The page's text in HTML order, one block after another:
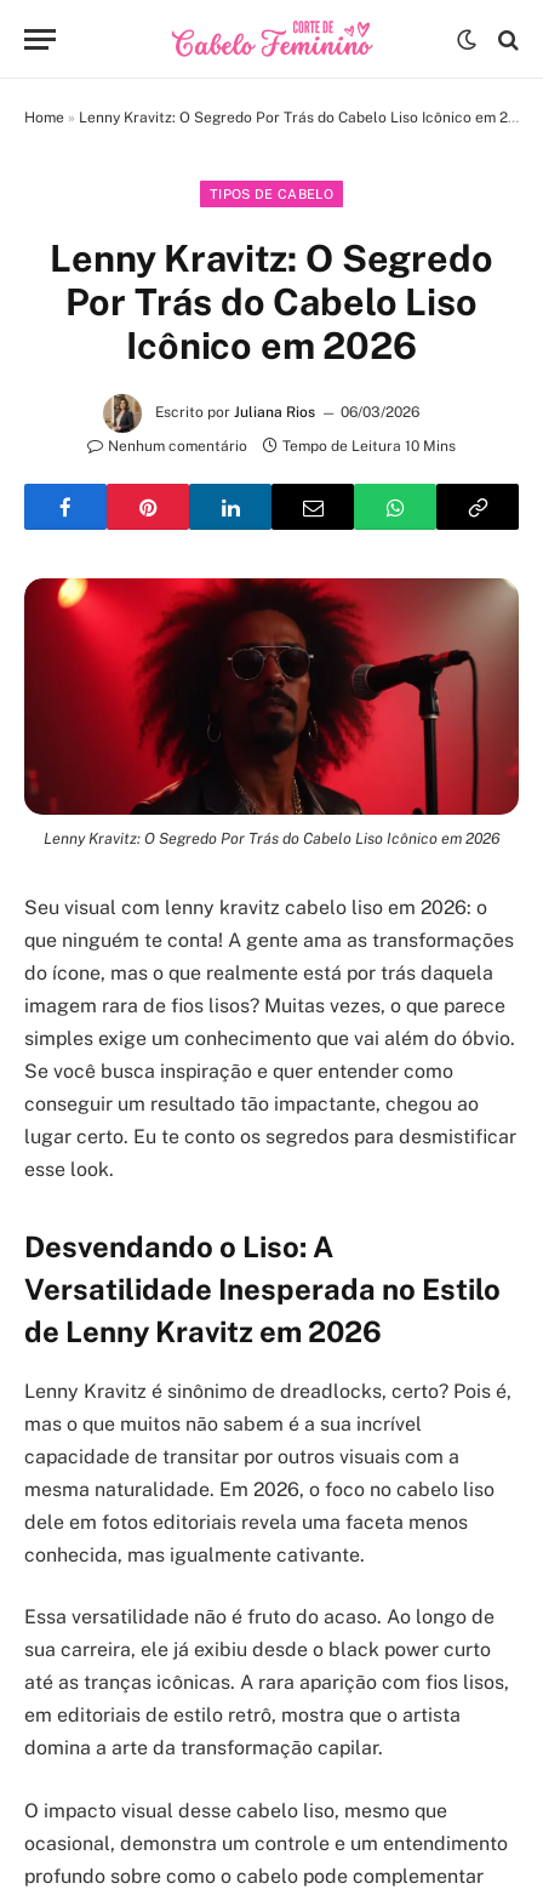
Home » Lenny Kravitz: O Segredo Por Trás do Cabelo Liso Icônico em 2026
TIPOS DE CABELO
Lenny Kravitz: O Segredo
Por Trás do Cabelo Liso
Icônico em 2026
Escrito por Juliana Rios
06/03/2026
Nenhum comentário
Tempo de Leitura 10 Mins
Lenny Kravitz: O Segredo Por Trás do Cabelo Liso Icônico em 2026
Seu visual com lenny kravitz cabelo liso em 2026: o
que ninguém te conta! A gente ama as transformações
do ícone, mas o que realmente está por trás daquela
imagem rara de fios lisos? Muitas vezes, o que parece
simples exige um conhecimento que vai além do óbvio.
Se você busca inspiração e quer entender como
conseguir um resultado tão impactante, chegou ao
lugar certo. Eu te conto os segredos para desmistificar
esse look.
Desvendando o Liso: A
Versatilidade Inesperada no Estilo
de Lenny Kravitz em 2026
Lenny Kravitz é sinônimo de dreadlocks, certo? Pois é,
mas o que muitos não sabem é a sua incrível
capacidade de transitar por outros visuais com a
mesma naturalidade. Em 2026, o foco no cabelo liso
dele em fotos editoriais revela uma faceta menos
conhecida, mas igualmente cativante.
Essa versatilidade não é fruto do acaso. Ao longo de
sua carreira, ele já exibiu desde o black power curto
até as tranças icônicas. A rara aparição com fios lisos,
em editoriais de estilo retrô, mostra que o artista
domina a arte da transformação capilar.
O impacto visual desse cabelo liso, mesmo que
ocasional, demonstra um controle e um entendimento
profundo sobre como o cabelo pode complementar